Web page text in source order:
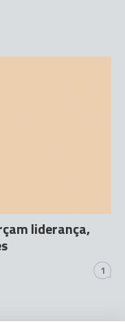
liderança,
1